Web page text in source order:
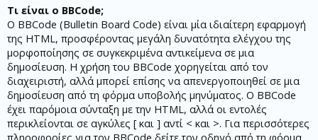
Τι είναι ο BBCode;
Ο BBCode (Bulletin Board Code) είναι μία ιδιαίτερη εφαρμογή
της HTML, προσφέροντας μεγάλη δυνατότητα ελέγχου της
μορφοποίησης σε συγκεκριμένα αντικείμενα σε μια
δημοσίευση. Η χρήση του BBCode χορηγείται από τον
διαχειριστή, αλλά μπορεί επίσης να απενεργοποιηθεί σε μια
δημοσίευση από τη φόρμα υποβολής μηνύματος. Ο BBCode
έχει παρόμοια σύνταξη με την HTML, αλλά οι εντολές
περικλείονται σε αγκύλες [ και ] αντί < και >. Για περισσότερες